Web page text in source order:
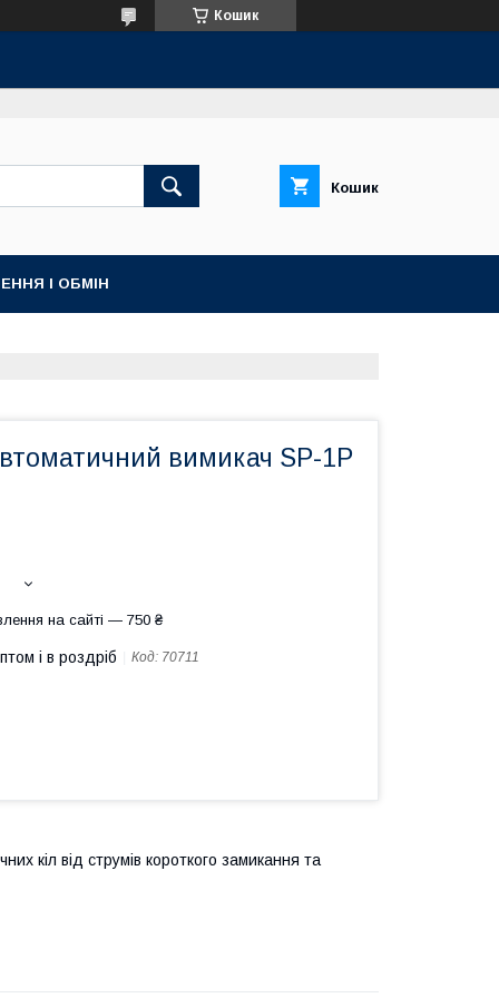
Кошик
Кошик
І ОБМІН
вимикач SP-1P
на сайті — 750 ₴
і в роздріб Код: 70711
кіл від струмів короткого замикання та